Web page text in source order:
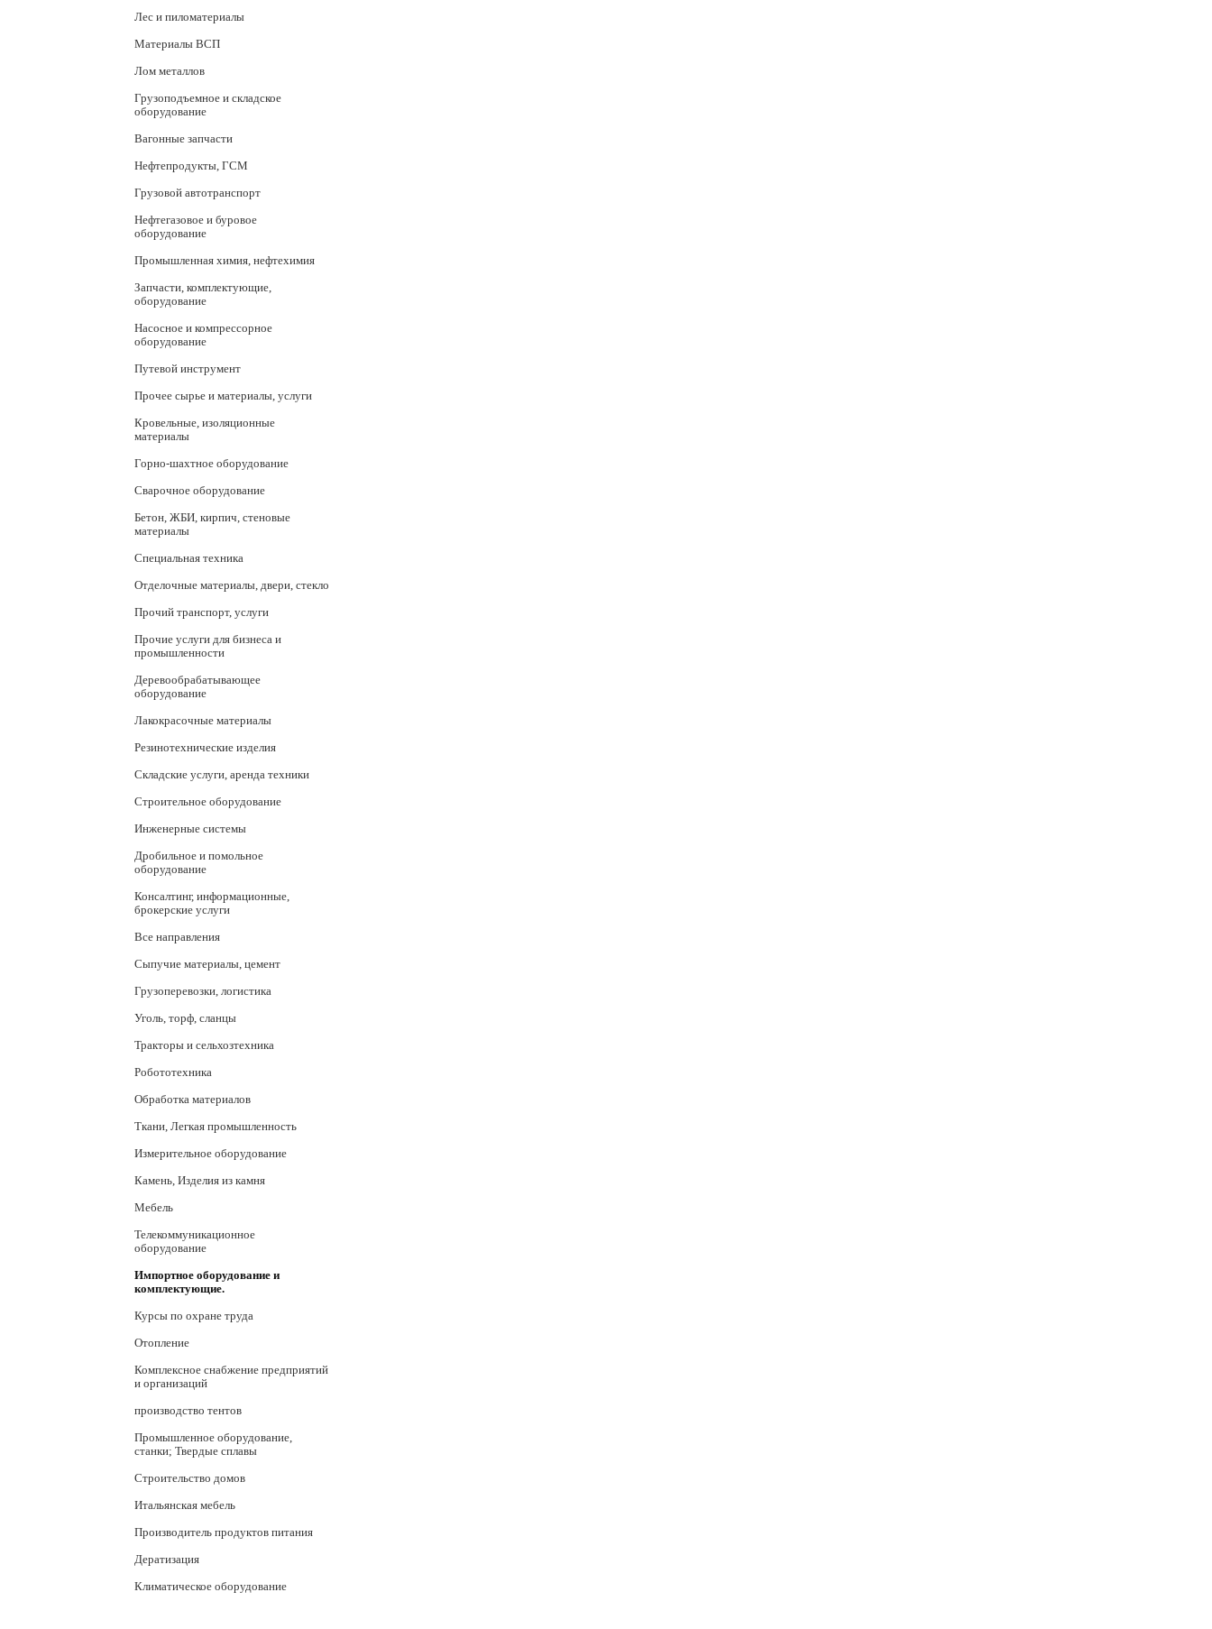
Лес и пиломатериалы
Материалы ВСП
Лом металлов
Грузоподъемное и складское
оборудование
Вагонные запчасти
Нефтепродукты, ГСМ
Грузовой автотранспорт
Нефтегазовое и буровое
оборудование
Промышленная химия, нефтехимия
Запчасти, комплектующие,
оборудование
Насосное и компрессорное
оборудование
Путевой инструмент
Прочее сырье и материалы, услуги
Кровельные, изоляционные
материалы
Горно-шахтное оборудование
Сварочное оборудование
Бетон, ЖБИ, кирпич, стеновые
материалы
Специальная техника
Отделочные материалы, двери, стекло
Прочий транспорт, услуги
Прочие услуги для бизнеса и
промышленности
Деревообрабатывающее
оборудование
Лакокрасочные материалы
Резинотехнические изделия
Складские услуги, аренда техники
Строительное оборудование
Инженерные системы
Дробильное и помольное
оборудование
Консалтинг, информационные,
брокерские услуги
Все направления
Сыпучие материалы, цемент
Грузоперевозки, логистика
Уголь, торф, сланцы
Тракторы и сельхозтехника
Робототехника
Обработка материалов
Ткани, Легкая промышленность
Измерительное оборудование
Камень, Изделия из камня
Мебель
Телекоммуникационное
оборудование
Импортное оборудование и
комплектующие.
Курсы по охране труда
Отопление
Комплексное снабжение предприятий
и организаций
производство тентов
Промышленное оборудование,
станки; Твердые сплавы
Строительство домов
Итальянская мебель
Производитель продуктов питания
Дератизация
Климатическое оборудование